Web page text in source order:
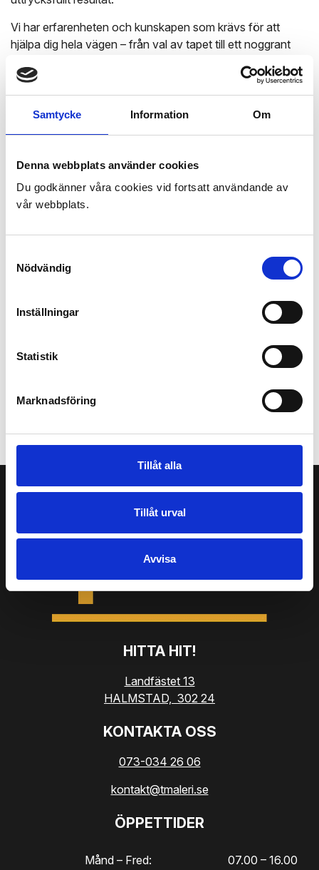
Samtycke Information Om
Denna webbplats använder cookies
Du godkänner våra cookies vid fortsatt användande av
vår webbplats.
Nödvändig
Inställningar
Statistik
Marknadsföring
Tillåt alla
Tillåt urval
Avvisa
Vi har erfarenheten och kunskapen som krävs för att
hjälpa dig hela vägen – från val av tapet till ett noggrant
tapeter i olika mönster, färger och strukturer, och anpassar
alltid arbetet efter dina önskemål och rummets
förutsättningar.
sätts perfekt, så att du får ett jämnt, snyggt och hållbart
resultat som du kan njuta av länge.
HITTA HIT!
Landfästet 13
HALMSTAD, 302 24
KONTAKTA OSS
073-034 26 06
kontakt@tmaleri.se
ÖPPETTIDER
Månd – Fred: 07.00 – 16.00